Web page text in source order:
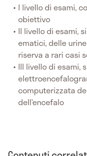
I livello di esami,
obiettivo
II livello di esami,
ematici, delle
riserva a rari casi
III livello di esami,
computerizzata
dell’encefalo